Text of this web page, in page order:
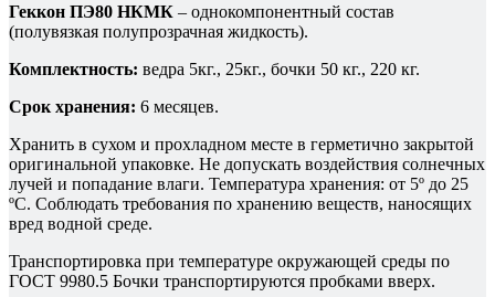
Геккон ПЭ80 НКМК – однокомпонентный состав
(полувязкая полупрозрачная жидкость).
Комплектность: ведра 5кг., 25кг., бочки 50 кг., 220 кг.
Срок хранения: 6 месяцев.
Хранить в сухом и прохладном месте в герметично закрытой
оригинальной упаковке. Не допускать воздействия солнечных
лучей и попадание влаги. Температура хранения: от 5º до 25
ºС. Соблюдать требования по хранению веществ, наносящих
вред водной среде.
Транспортировка при температуре окружающей среды по
ГОСТ 9980.5 Бочки транспортируются пробками вверх.